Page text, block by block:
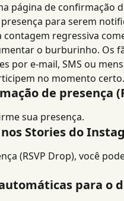
página de confirmação
para serem
regressiva
o burburinho. Os
por e-mail, SMS ou
no momento certo.
de presença
sua presença.
Stories do
(RSVP Drop), você
para o